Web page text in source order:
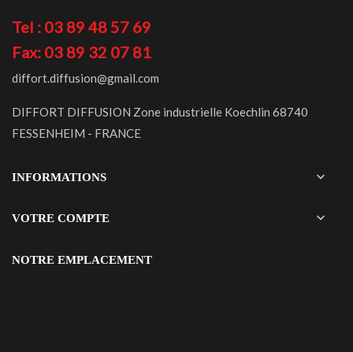
Tel : 03 89 48 57 69
Fax: 03 89 32 07 81
diffort.diffusion@gmail.com
DIFFORT DIFFUSION Zone industrielle Koechlin 68740
FESSENHEIM - FRANCE
INFORMATIONS 
VOTRE COMPTE 
NOTRE EMPLACEMENT